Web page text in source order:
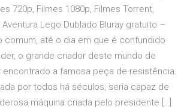
720p, Filmes 1080p, Filmes Torrent,
Aventura Lego Dublado Bluray gratuito –
comum, até o dia em que é confundido
o grande criador deste mundo de
encontrado a famosa peça de resistência.
por todos há séculos, seria capaz de
máquina criada pelo presidente […]